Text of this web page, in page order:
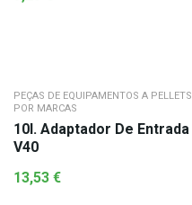
PEÇAS DE EQUIPAMENTOS A PELLETS
POR MARCAS
10I. Adaptador De Entrada
V40
13,53 €